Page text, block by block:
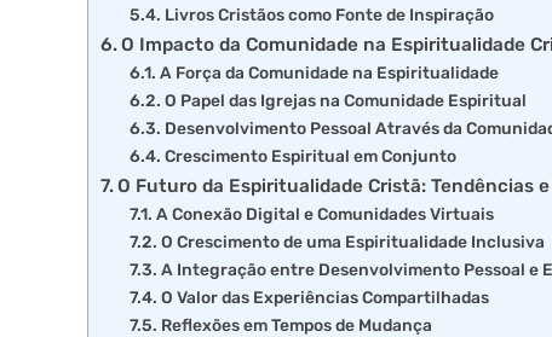
Livros Cristãos como Fonte de Inspiração
O Impacto da Comunidade na Espiritualidade
A Força da Comunidade na Espiritualidade
O Papel das Igrejas na Comunidade Espiritual
Desenvolvimento Pessoal Através da
Crescimento Espiritual em Conjunto
O Futuro da Espiritualidade Cristã: Tendências
A Conexão Digital e Comunidades Virtuais
O Crescimento de uma Espiritualidade Inclusiva
A Integração entre Desenvolvimento Pessoal e
O Valor das Experiências Compartilhadas
Reflexões em Tempos de Mudança